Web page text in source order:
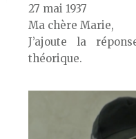
27 mai 1937
Ma chère Marie,
J’ajoute la
théorique.